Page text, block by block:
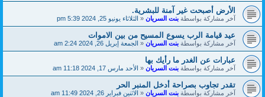
الأرض أصبحت غير آمنة للبشرية.
آخر مشاركة بواسطةبنت السريان«الثلاثاء يونيو 25, 2024 5:39 pm
عيد قيامة الرب يسوع المسيح من بين الاموات
آخر مشاركة بواسطةبنت السريان«الجمعة إبريل 26, 2024 2:24 am
عبارات عن الغدر ما رأيك بها
آخر مشاركة بواسطةبنت السريان«الأحد مارس 17, 2024 11:18 am
تقدر تجاوب بصراحة أدخل المنبر الحر
آخر مشاركة بواسطةبنت السريان«الاثنين فبراير 26, 2024 11:49 am